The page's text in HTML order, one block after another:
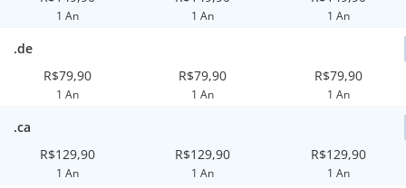
1 An 1 An 1 An
.de
R$79,90
1 An
R$79,90
1 An
R$79,90
1 An
.ca
R$129,90
1 An
R$129,90
1 An
R$129,90
1 An